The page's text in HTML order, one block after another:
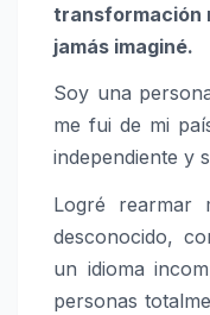
transformación
jamás imaginé.
Soy una
me fui de mi
independiente y
Logré rearmar
desconocido,
un idioma
personas